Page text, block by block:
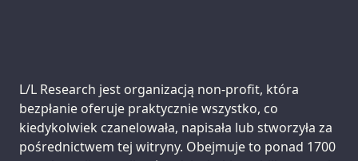
Support us:
L/L Research jest organizacją non-profit, która
bezpłanie oferuje praktycznie wszystko, co
kiedykolwiek czanelowała, napisała lub stworzyła za
pośrednictwem tej witryny. Obejmuje to ponad 1700